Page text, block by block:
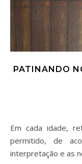
PATINANDO
Em cada idade, retiramos dos livros aquilo que nos é
permitido, de
interpretação e as